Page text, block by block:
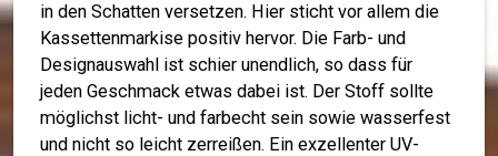
in den Schatten versetzen. Hier sticht vor allem die
Kassettenmarkise positiv hervor. Die Farb- und
Designauswahl ist schier unendlich, so dass für
jeden Geschmack etwas dabei ist. Der Stoff sollte
möglichst licht- und farbecht sein sowie wasserfest
und nicht so leicht zerreißen. Ein exzellenter UV-